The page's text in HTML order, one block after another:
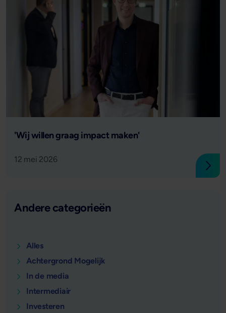
Lees verder
'Wij willen graag impact maken'
12 mei 2026
Andere categorieën
Alles
Achtergrond Mogelijk
In de media
Intermediair
Investeren